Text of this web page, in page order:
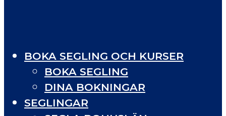
BOKA SEGLING OCH KURSER
BOKA SEGLING
DINA BOKNINGAR
SEGLINGAR